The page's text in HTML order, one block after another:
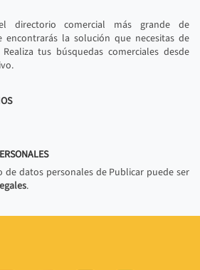
directorio comercial más grande de
encontrarás la solución que necesitas de
tus búsquedas comerciales desde
datos personales de Publicar puede ser
.